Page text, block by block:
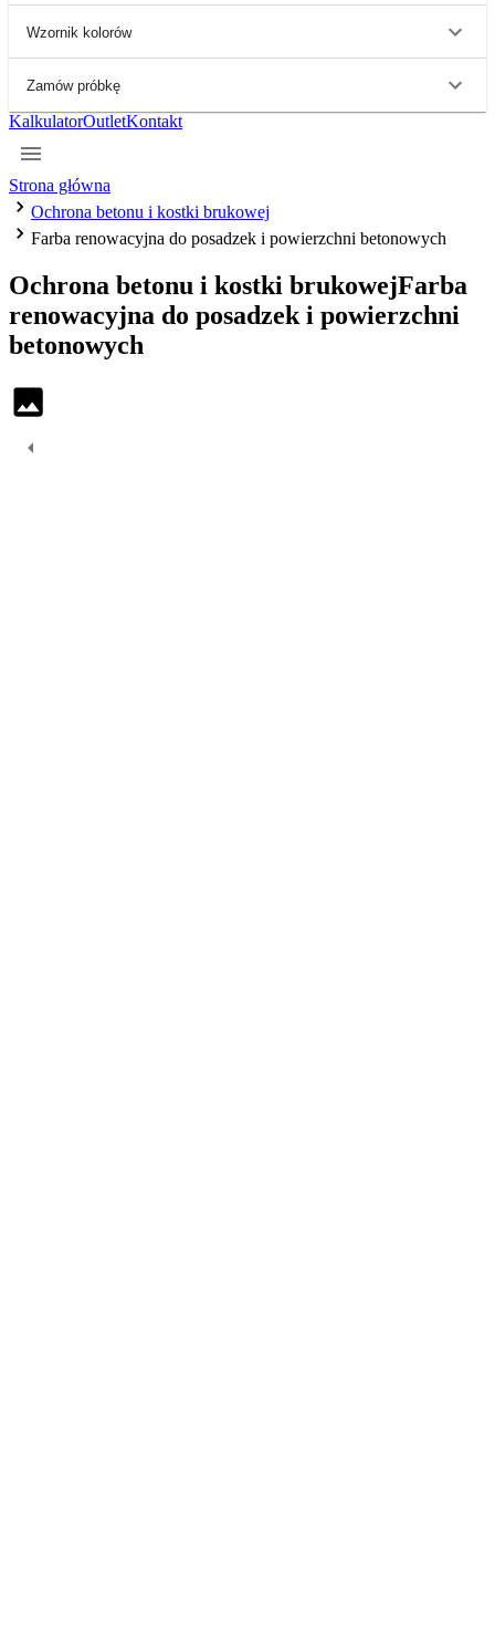
Wzornik kolorów
Zamów próbkę
KalkulatorOutletKontakt
Strona główna
Ochrona betonu i kostki brukowej
Farba renowacyjna do posadzek i powierzchni betonowych
Ochrona betonu i kostki brukowejFarba
renowacyjna do posadzek i powierzchni
betonowych